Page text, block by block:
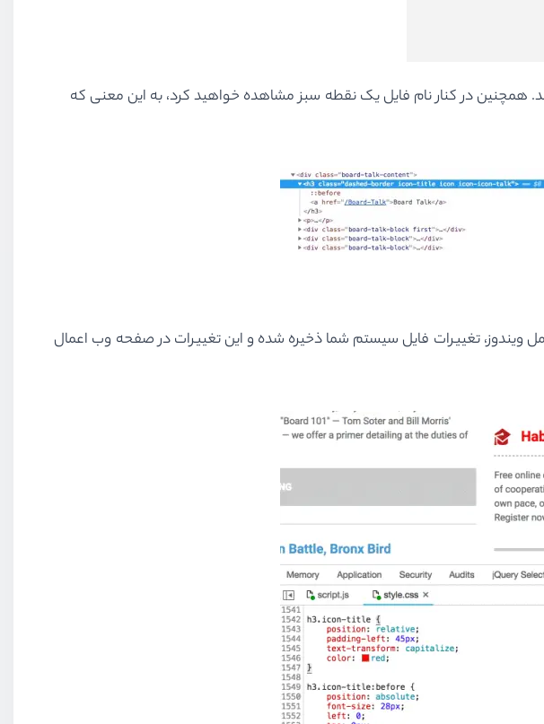
همچنین در کنار نام فایل یک نقطه سبز مشاهده خواهید کرد، به این معنی که
ویندوز، تغییرات فایل سیستم شما ذخیره شده و این تغییرات در صفحه وب اعمال